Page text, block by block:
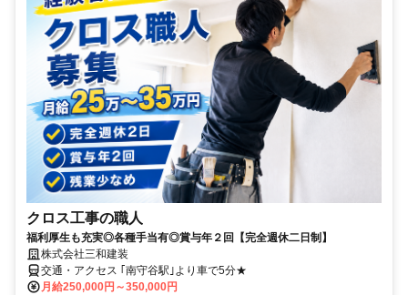
クロス工事の職人
福利厚生も充実◎各種手当有◎賞与年２回【完全週休二日制】
株式会社三和建装
交通・アクセス ｢南守谷駅｣より車で5分★
月給250,000円～350,000円